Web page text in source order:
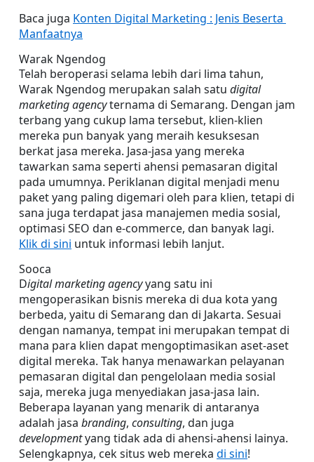
Baca juga Konten Digital Marketing : Jenis Beserta
Manfaatnya
Warak Ngendog
Telah beroperasi selama lebih dari lima tahun,
Warak Ngendog merupakan salah satu digital
marketing agency ternama di Semarang. Dengan jam
terbang yang cukup lama tersebut, klien-klien
mereka pun banyak yang meraih kesuksesan
berkat jasa mereka. Jasa-jasa yang mereka
tawarkan sama seperti ahensi pemasaran digital
pada umumnya. Periklanan digital menjadi menu
paket yang paling digemari oleh para klien, tetapi di
sana juga terdapat jasa manajemen media sosial,
Klik di sini untuk informasi lebih lanjut.
Sooca
Digital marketing agency yang satu ini
mengoperasikan bisnis mereka di dua kota yang
berbeda, yaitu di Semarang dan di Jakarta. Sesuai
dengan namanya, tempat ini merupakan tempat di
mana para klien dapat mengoptimasikan aset-aset
digital mereka. Tak hanya menawarkan pelayanan
pemasaran digital dan pengelolaan media sosial
saja, mereka juga menyediakan jasa-jasa lain.
Beberapa layanan yang menarik di antaranya
adalah jasa branding, consulting
development yang tidak ada di ahensi-ahensi lainya.
Selengkapnya, cek situs web mereka di sini!